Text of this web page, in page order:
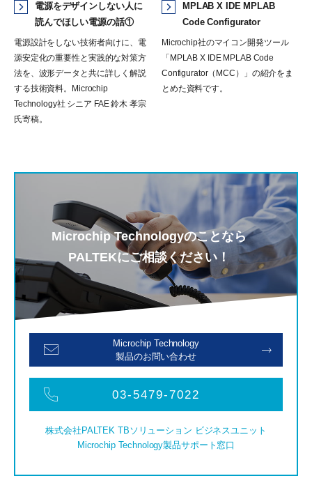
電源をデザインしない人に
読んでほしい電源の話①
電源設計をしない技術者向けに、電
源安定化の重要性と実践的な対策方
法を、波形データと共に詳しく解説
する技術資料。Microchip
Technology社 シニア FAE 鈴⽊ 孝宗
⽒寄稿。
MPLAB X IDE MPLAB
Code Configurator
Microchip社のマイコン開発ツール
「MPLAB X IDE MPLAB Code
Configurator（MCC）」の紹介をま
とめた資料です。
Microchip Technologyのことなら
PALTEKにご相談ください！
Microchip Technology
製品のお問い合わせ
03-5479-7022
株式会社PALTEK TBソリューション ビジネスユニット
Microchip Technology製品サポート窓口